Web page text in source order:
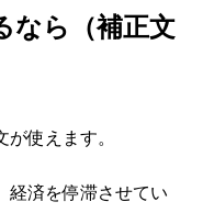
なら（補正文
使えます。
経済を停滞させてい